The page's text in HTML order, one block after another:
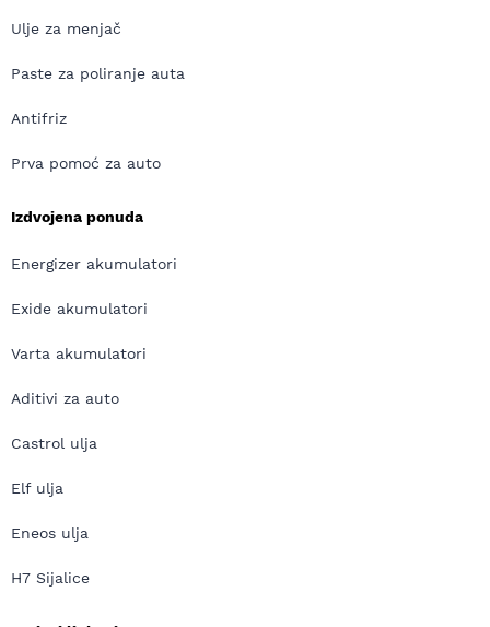
Ulje za menjač
Paste za poliranje auta
Antifriz
Prva pomoć za auto
Izdvojena ponuda
Energizer akumulatori
Exide akumulatori
Varta akumulatori
Aditivi za auto
Castrol ulja
Elf ulja
Eneos ulja
H7 Sijalice